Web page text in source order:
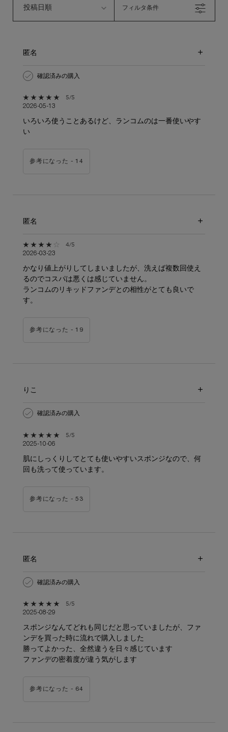
フィルタ条件
匿名
確認済みの購入
5星中5。 5/5
2026-05-13
いろいろ使うことあるけど、ランコムのは一番使いやす
い
参考になった -14
匿名
5星中4。 4/5
2026-03-23
かなり値上がりしてしまいましたが、洗えば複数回使え
るのでコスパは悪くは感じていません。
ランコムのリキッドファンデとの相性がとても良いで
す。
参考になった -19
りこ
確認済みの購入
5星中5。 5/5
2025-10-06
肌にしっくりしてとても使いやすいスポンジなので、何
回も洗って使っています。
参考になった -53
匿名
確認済みの購入
5星中5。 5/5
2025-08-29
スポンジなんてどれも同じだと思っていましたが、ファ
ンデを買った時に流れで購入しました
勝ってよかった、全然違うを日々感じています
ファンデの密着度が違う気がします
参考になった - 64